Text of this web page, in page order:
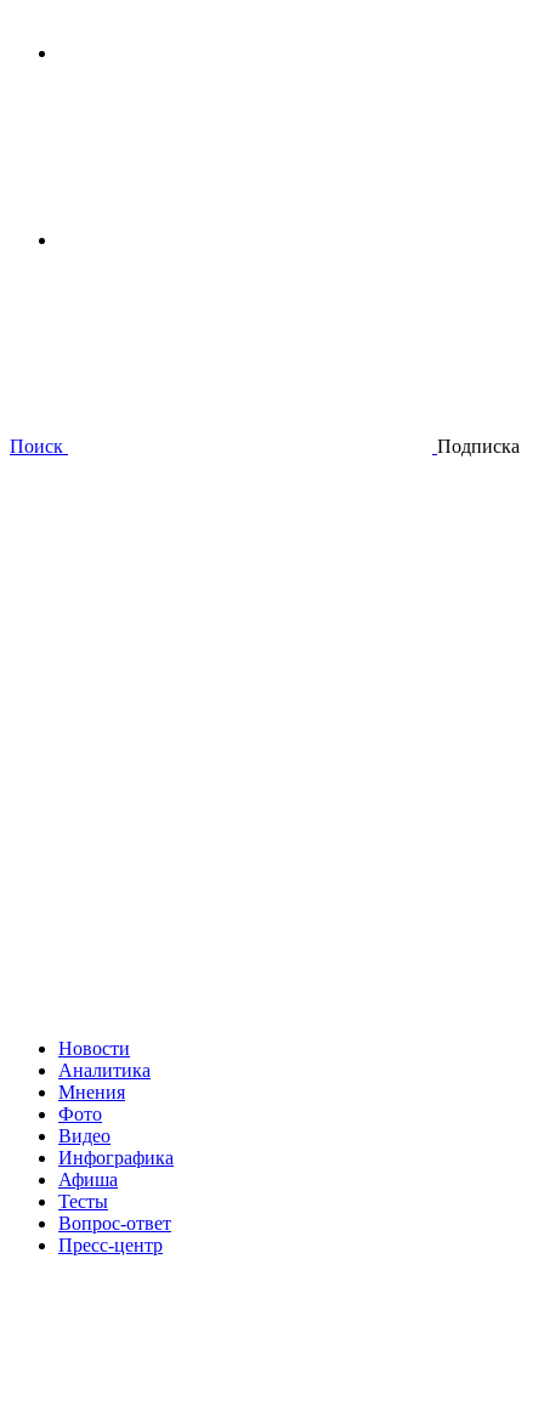
Поиск Подписка
Новости
Аналитика
Мнения
Фото
Видео
Инфографика
Афиша
Тесты
Вопрос-ответ
Пресс-центр